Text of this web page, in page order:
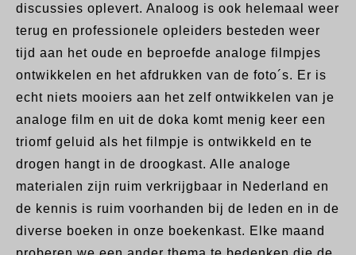
discussies oplevert. Analoog is ook helemaal weer
terug en professionele opleiders besteden weer
tijd aan het oude en beproefde analoge filmpjes
ontwikkelen en het afdrukken van de foto´s. Er is
echt niets mooiers aan het zelf ontwikkelen van je
analoge film en uit de doka komt menig keer een
triomf geluid als het filmpje is ontwikkeld en te
drogen hangt in de droogkast. Alle analoge
materialen zijn ruim verkrijgbaar in Nederland en
de kennis is ruim voorhanden bij de leden en in de
diverse boeken in onze boekenkast. Elke maand